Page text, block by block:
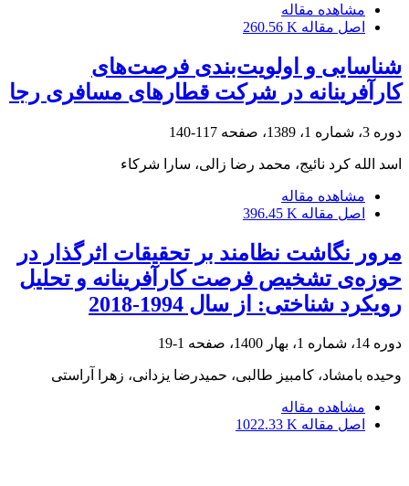
مشاهده مقاله
اصل مقاله 260.56 K
شناسایی و اولویت‌بندی فرصت‌های
کارآفرینانه در شرکت قطارهای مسافری رجا
دوره 3، شماره 1، 1389، صفحه 117-140
اسد الله کرد نائیج، محمد رضا زالی، سارا شرکاء
مشاهده مقاله
اصل مقاله 396.45 K
مرور نگاشت نظامند بر تحقیقات اثرگذار در
حوزه‌ی تشخیص فرصت کارآفرینانه و تحلیل
رویکرد شناختی: از سال 1994-2018
دوره 14، شماره 1، بهار 1400، صفحه 1-19
وحیده بامشاد، کامبیز طالبی، حمیدرضا یزدانی، زهرا آراستی
مشاهده مقاله
اصل مقاله 1022.33 K